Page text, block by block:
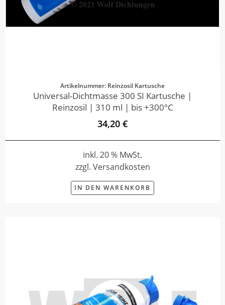
Artikelnummer: Reinzosil Kartusche
Universal-Dichtmasse 300 SI Kartusche |
Reinzosil | 310 ml | bis +300°C
34,20 €
inkl. 20 % MwSt.
zzgl. Versandkosten
IN DEN WARENKORB